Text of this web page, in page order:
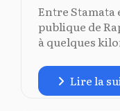
Entre Stamata
publique de
à quelques
Lire la